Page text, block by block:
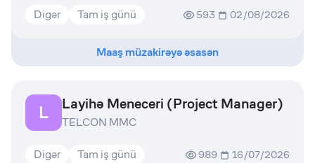
Digər Tam iş günü 593 02/08/2026
Maaş müzakirəyə əsasən
L Layihə Meneceri (Project Manager)
TELCON MMC
Digər Tam iş günü 989 16/07/2026